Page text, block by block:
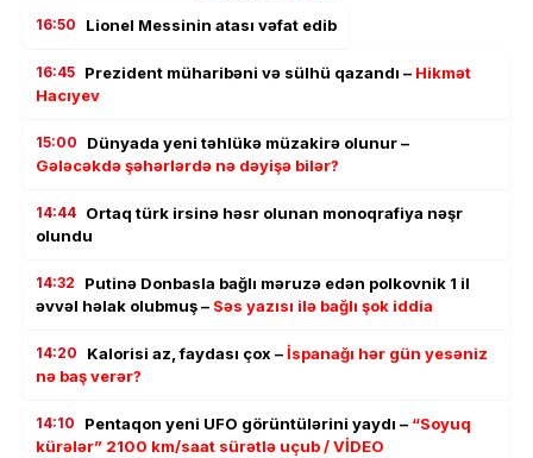
16:50 Lionel Messinin atası vəfat edib
16:45 Prezident müharibəni və sülhü qazandı – Hikmət
Hacıyev
15:00
Dünyada yeni təhlükə müzakirə olunur –
Gələcəkdə şəhərlərdə nə dəyişə bilər?
14:44 Ortaq türk irsinə həsr olunan monoqrafiya nəşr
olundu
14:32
Putinə Donbasla bağlı məruzə edən polkovnik 1 il
əvvəl həlak olubmuş – Səs yazısı ilə bağlı şok iddia
14:20 Kalorisi az, faydası çox –İspanağı hər gün yesəniz
nə baş verər?
14:10 Pentaqon yeni UFO görüntülərini yaydı – “Soyuq
kürələr” 2100 km/saat sürətlə uçub / VİDEO